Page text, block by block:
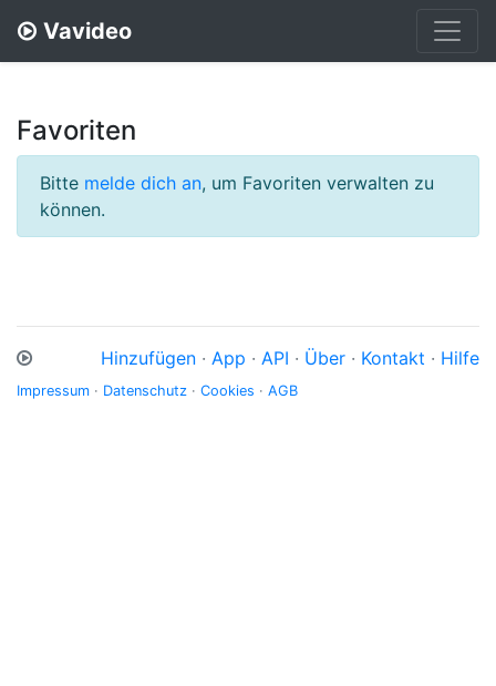
Vavideo
Favoriten
Bitte melde dich an, um Favoriten verwalten zu
können.
Hinzufügen · App · API · Über · Kontakt · Hilfe
Impressum · Datenschutz · Cookies · AGB